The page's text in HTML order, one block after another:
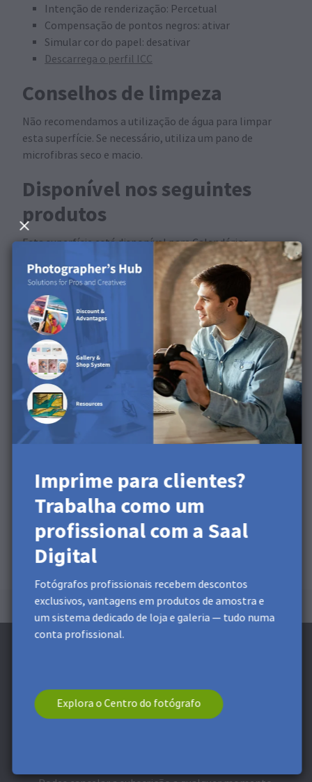
Intenção de renderização: Percetual
Compensação de pontos negros: ativar
Simular cor do papel: desativar
Descarrega o perfil ICC
Conselhos de limpeza
Não recomendamos a utilização de água para limpar
esta superfície. Se necessário, utiliza um pano de
microfibras seco e macio.
Disponível nos seguintes
produtos
Esta superfície está disponível para Calendários,
Cadernos de fotografias, Impressões fotográficas,
Conjuntos de fotografias, Pacotes de impressão.
Descobre a superfície no
nosso vídeo de produto
Imprime para clientes?
Trabalha como um
profissional com a Saal
Digital
Fotógrafos profissionais recebem descontos
exclusivos, vantagens em produtos de amostra e
um sistema dedicado de loja e galeria — tudo numa
conta profissional.
Explora o Centro do fotógrafo
Subscreve a Newsletter e recebe um
desconto 5 €* *